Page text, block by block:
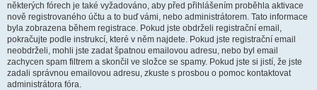
některých fórech je také vyžadováno, aby před přihlášením proběhla aktivace
nově registrovaného účtu a to buď vámi, nebo administrátorem. Tato informace
byla zobrazena během registrace. Pokud jste obdrželi registrační email,
pokračujte podle instrukcí, které v něm najdete. Pokud jste registrační email
neobdrželi, mohli jste zadat špatnou emailovou adresu, nebo byl email
zachycen spam filtrem a skončil ve složce se spamy. Pokud jste si jistí, že jste
zadali správnou emailovou adresu, zkuste s prosbou o pomoc kontaktovat
administrátora fóra.